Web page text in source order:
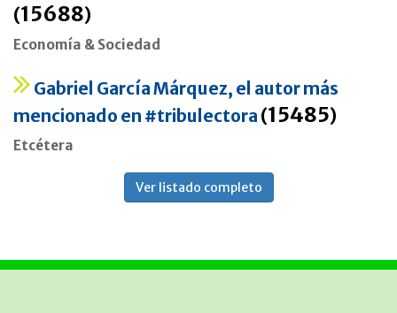
(15688)
Economía & Sociedad
Gabriel García Márquez, el autor más
mencionado en #tribulectora (15485)
Etcétera
Ver listado completo